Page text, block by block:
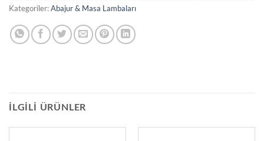
Kategoriler:Abajur & Masa Lambaları
İLGILI ÜRÜNLER